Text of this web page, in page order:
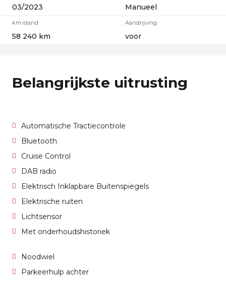
03/2023
km-stand
58 240 km
Manueel
Aandrijving
voor
Belangrijkste uitrusting
Automatische Tractiecontrole
Bluetooth
Cruise Control
DAB radio
Elektrisch Inklapbare Buitenspiegels
Elektrische ruiten
Lichtsensor
Met onderhoudshistoriek
Noodwiel
Parkeerhulp achter